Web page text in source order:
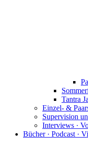
Tantra
Einzel- &
Supervision
Interviews ·
Bücher · Podcast ·